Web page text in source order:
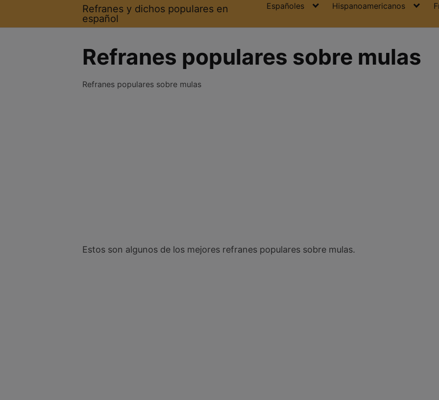
contenido
Refranes y dichos populares en
español
Españoles Hispanoamericanos
Refranes populares sobre mulas
Refranes populares sobre mulas
Estos son algunos de los mejores refranes populares sobre mulas.